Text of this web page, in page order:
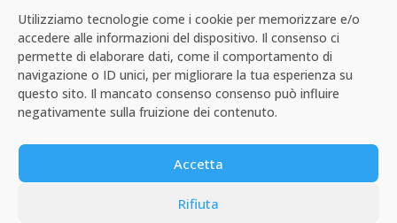
Utilizziamo tecnologie come i cookie per memorizzare e/o
accedere alle informazioni del dispositivo. Il consenso ci
permette di elaborare dati, come il comportamento di
navigazione o ID unici, per migliorare la tua esperienza su
questo sito. Il mancato consenso consenso può influire
negativamente sulla fruizione dei contenuto.
Accetta
Rifiuta
Contatti